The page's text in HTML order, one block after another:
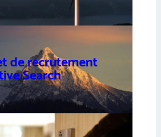
de recrutement
Search